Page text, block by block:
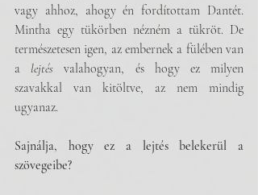
vagy ahhoz, ahogy én fordítottam Dantét.
Mintha egy tükörben nézném a tükröt. De
természetesen igen, az embernek a fülében van
a lejtés valahogyan, és hogy ez milyen
szavakkal van kitöltve, az nem mindig
ugyanaz.
Sajnálja, hogy ez a lejtés belekerül a
szövegeibe?